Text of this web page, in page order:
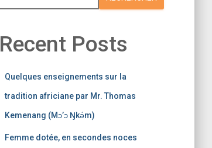
Recent Posts
Quelques enseignements sur la
tradition africiane par Mr. Thomas
Kemenang (Mɔ’ɔ Ŋkǝ́m)
Femme dotée, en secondes noces